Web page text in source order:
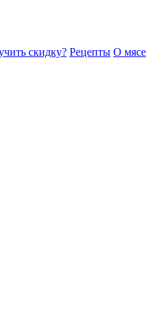
скидку? Рецепты О мясе